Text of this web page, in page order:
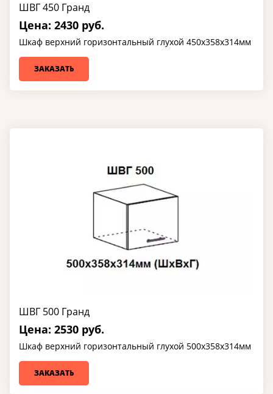
ШВГ 450 Гранд
Цена: 2430 руб.
Шкаф верхний горизонтальный глухой 450х358х314мм
ЗАКАЗАТЬ
ШВГ 500 Гранд
Цена: 2530 руб.
Шкаф верхний горизонтальный глухой 500х358х314мм
ЗАКАЗАТЬ